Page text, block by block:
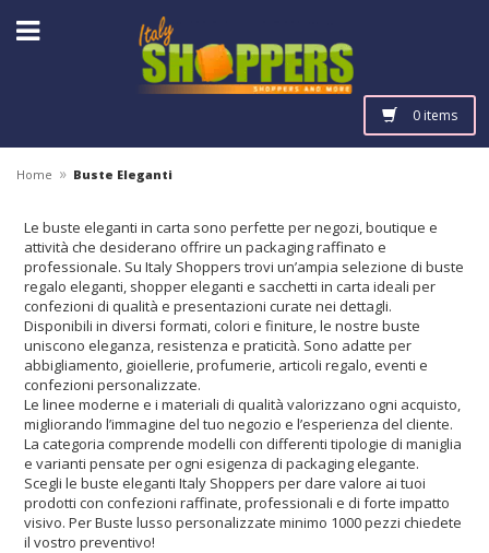
0 items
Home » Buste Eleganti
Le buste eleganti in carta sono perfette per negozi, boutique e
attività che desiderano offrire un packaging raffinato e
professionale. Su Italy Shoppers⁠ trovi un’ampia selezione di buste
regalo eleganti, shopper eleganti e sacchetti in carta ideali per
confezioni di qualità e presentazioni curate nei dettagli.
Disponibili in diversi formati, colori e finiture, le nostre buste
uniscono eleganza, resistenza e praticità. Sono adatte per
abbigliamento, gioiellerie, profumerie, articoli regalo, eventi e
confezioni personalizzate.
Le linee moderne e i materiali di qualità valorizzano ogni acquisto,
migliorando l’immagine del tuo negozio e l’esperienza del cliente.
La categoria comprende modelli con differenti tipologie di maniglia
e varianti pensate per ogni esigenza di packaging elegante.
Scegli le buste eleganti Italy Shoppers per dare valore ai tuoi
prodotti con confezioni raffinate, professionali e di forte impatto
visivo. Per Buste lusso personalizzate minimo 1000 pezzi chiedete
il vostro preventivo!